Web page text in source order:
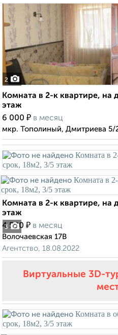
2
Комната в 2-к квартире, на
этаж
6 000 ₽ в месяц
мкр. Тополиный, Дмитриева 5/
3
Комната в 2-к квартире, на
этаж
4 500 ₽ в месяц
Волочаевская 17В
Агентство, 18.08.2022
Виртуальные 3D-